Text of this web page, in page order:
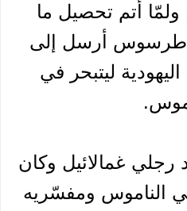
أتم تحصيل ما
طرسوس أرسل إلى
ليتبحر في
رجلي غمالائيل وكان
الناموس ومفسّريه